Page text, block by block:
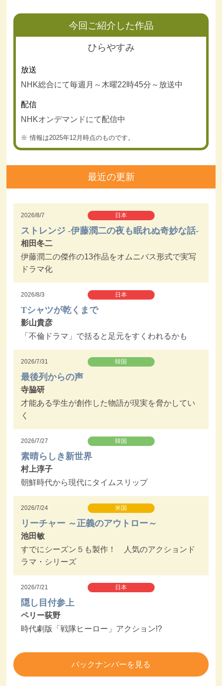
今回ご紹介した作品
ひらやすみ
放送
NHK総合にて毎週月～木曜22時45分～放送中
配信
NHKオンデマンドにて配信中
情報は2025年12月時点のものです。
最近の更新
2026/8/7 日本
ストレンジ -伊藤潤二の夜も眠れぬ奇妙な話-
相田冬二
伊藤潤二の傑作の13作品をオムニバス形式で実写
ドラマ化
2026/8/3 日本
Tシャツが乾くまで
影山貴彦
「不倫ドラマ」で括ると足元をすくわれるかも
2026/7/31 韓国
最後列からの声
寺脇研
才能ある学生が創作した物語が現実を脅かしてい
く
2026/7/27 韓国
素晴らしき新世界
村上淳子
朝鮮時代から現代にタイムスリップ
2026/7/24 米国
リーチャー ～正義のアウトロー～
池田敏
すでにシーズン５も製作！ 人気のアクションド
ラマ・シリーズ
2026/7/21 日本
隠し目付参上
ペリー荻野
時代劇版「戦隊ヒーロー」アクション!?
バックナンバーを見る